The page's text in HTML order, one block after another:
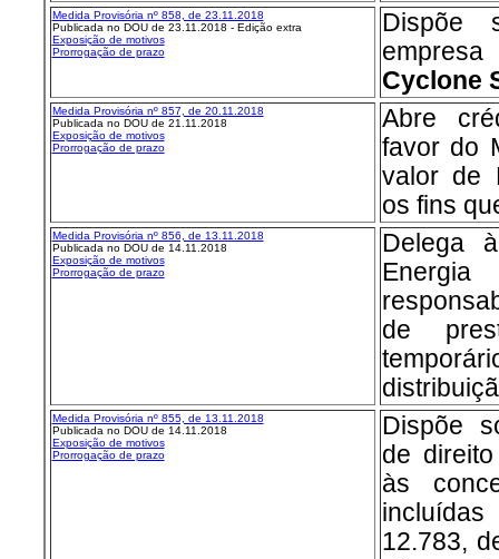
Medida Provisória nº 858, de 23.11.2018
Publicada no DOU de 23.11.2018 - Edição extra
Exposição de motivos
Prorrogação de prazo
Dispõe
Cyclone
Medida Provisória nº 857, de 20.11.2018
Publicada no DOU de 21.11.2018
Exposição de motivos
Prorrogação de prazo
Abre
favor do
valor de
os fins
Medida Provisória nº 856, de 13.11.2018
Publicada no DOU de 14.11.2018
Exposição de motivos
Prorrogação de prazo
Delega
de
Medida Provisória nº 855, de 13.11.2018
Publicada no DOU de 14.11.2018
Exposição de motivos
Prorrogação de prazo
Dispõe
de
às
12.783,